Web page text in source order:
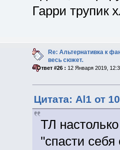
Гарри трупик
Re: Альтернативка к
весь сюжет.
«Ответ #26 : 12 Января 2019,
Цитата: Al1 от
ТЛ
"спасти